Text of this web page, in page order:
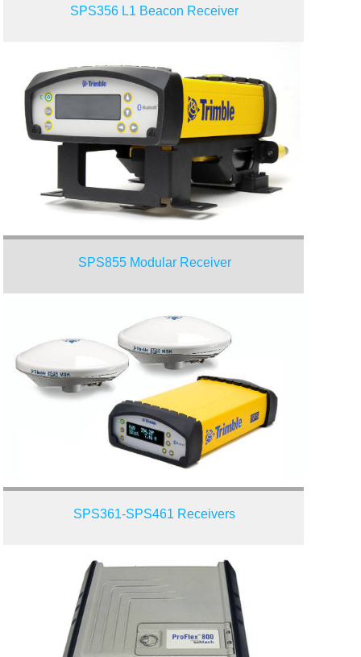
SPS356 L1 Beacon Receiver
SPS855 Modular Receiver
SPS361-SPS461 Receivers